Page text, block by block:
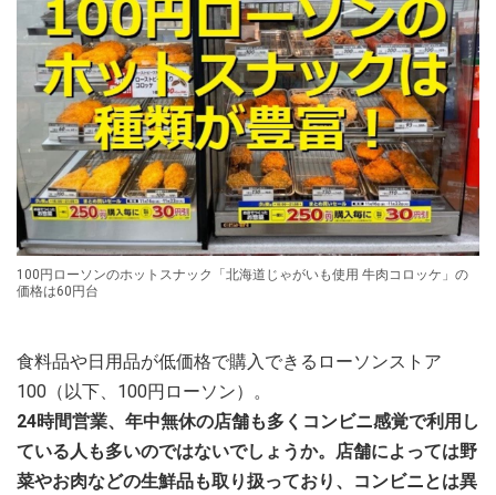
100円ローソンのホットスナック「北海道じゃがいも使用 牛肉コロッケ」の
価格は60円台
食料品や日用品が低価格で購入できるローソンストア
100（以下、100円ローソン）。
24時間営業、年中無休の店舗も多くコンビニ感覚で利用し
ている人も多いのではないでしょうか。店舗によっては野
菜やお肉などの生鮮品も取り扱っており、コンビニとは異